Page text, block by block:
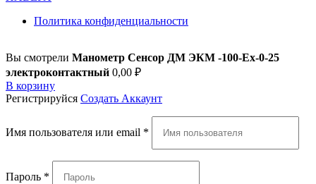
Политика конфиденциальности
Вы смотрели Манометр Сенсор ДМ ЭКМ -100-Ех-0-25
электроконтактный 0,00 ₽
В корзину
Регистрируйся Создать Аккаунт
Имя пользователя или email *
Пароль *